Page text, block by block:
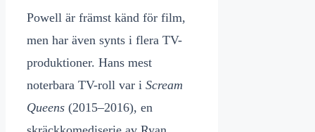
Powell är främst känd för film,
men har även synts i flera TV-
produktioner. Hans mest
noterbara TV-roll var i Scream
Queens (2015–2016), en